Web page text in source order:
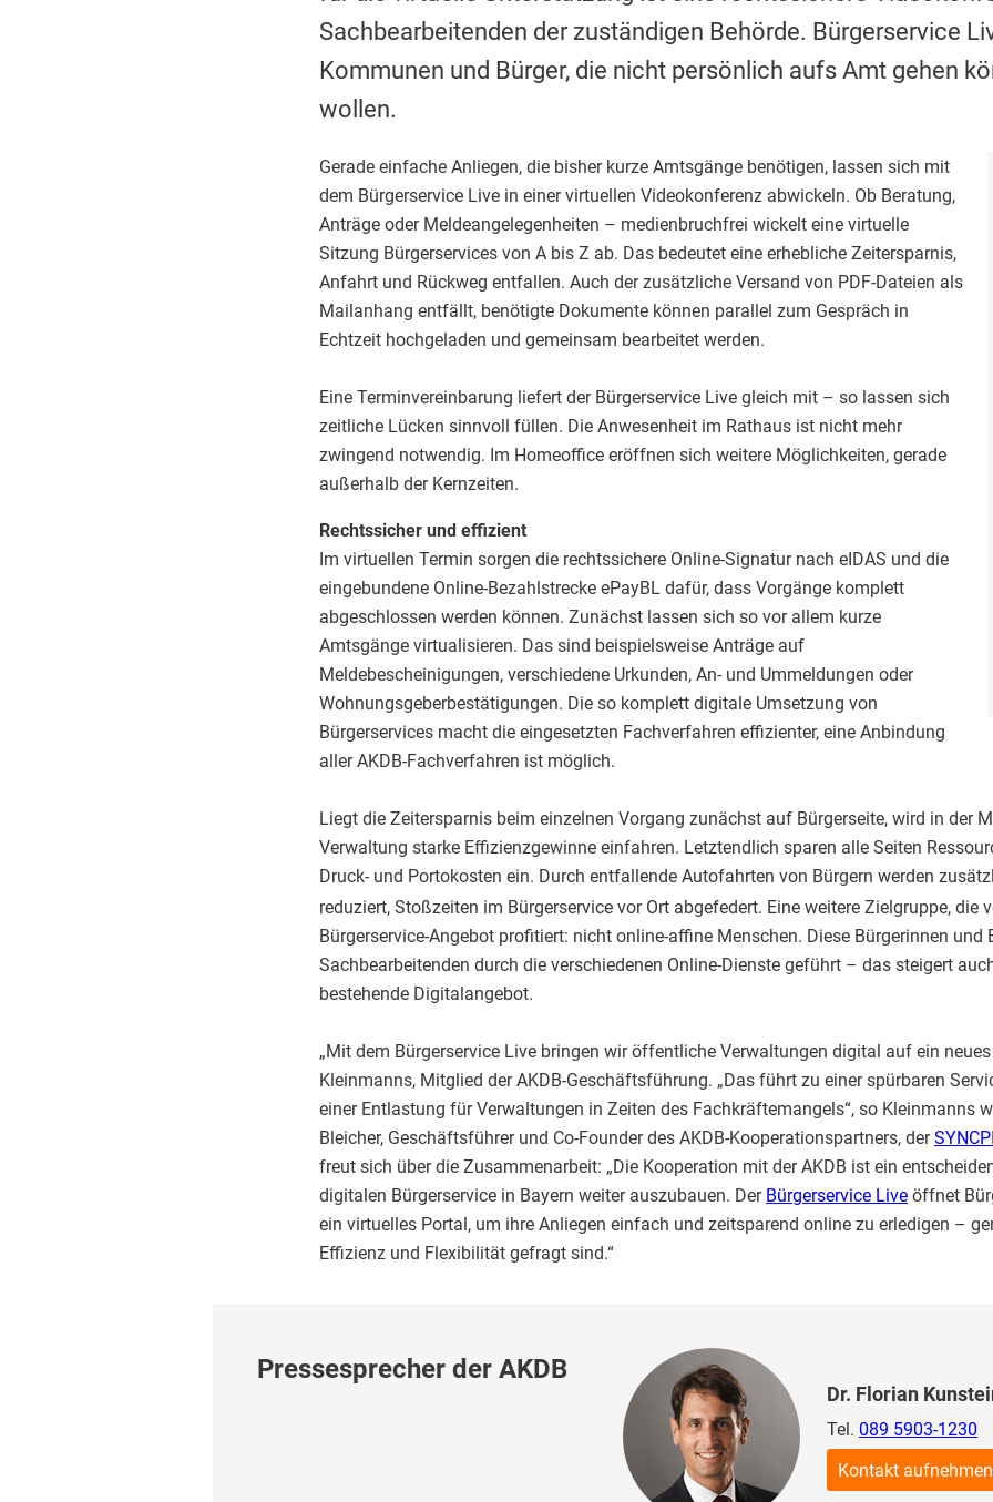
Sachbearbeitenden der zuständigen Behörde. Bürgerservice
Kommunen und Bürger, die nicht persönlich aufs Amt gehen
wollen.
Gerade einfache Anliegen, die bisher kurze Amtsgänge benötigen, lassen sich mit
dem Bürgerservice Live in einer virtuellen Videokonferenz abwickeln. Ob Beratung,
Anträge oder Meldeangelegenheiten – medienbruchfrei wickelt eine virtuelle
Sitzung Bürgerservices von A bis Z ab. Das bedeutet eine erhebliche Zeitersparnis,
Anfahrt und Rückweg entfallen. Auch der zusätzliche Versand von PDF-Dateien als
Mailanhang entfällt, benötigte Dokumente können parallel zum Gespräch in
Echtzeit hochgeladen und gemeinsam bearbeitet werden.
Eine Terminvereinbarung liefert der Bürgerservice Live gleich mit – so lassen sich
zeitliche Lücken sinnvoll füllen. Die Anwesenheit im Rathaus ist nicht mehr
zwingend notwendig. Im Homeoffice eröffnen sich weitere Möglichkeiten, gerade
außerhalb der Kernzeiten.
Rechtssicher und effizient
Im virtuellen Termin sorgen die rechtssichere Online-Signatur nach eIDAS und die
eingebundene Online-Bezahlstrecke ePayBL dafür, dass Vorgänge komplett
abgeschlossen werden können. Zunächst lassen sich so vor allem kurze
Amtsgänge virtualisieren. Das sind beispielsweise Anträge auf
Meldebescheinigungen, verschiedene Urkunden, An- und Ummeldungen oder
Wohnungsgeberbestätigungen. Die so komplett digitale Umsetzung von
Bürgerservices macht die eingesetzten Fachverfahren effizienter, eine Anbindung
aller AKDB-Fachverfahren ist möglich.
Liegt die Zeitersparnis beim einzelnen Vorgang zunächst auf Bürgerseite, wird in der
Verwaltung starke Effizienzgewinne einfahren. Letztendlich sparen alle Seiten
Druck- und Portokosten ein. Durch entfallende Autofahrten von Bürgern werden
reduziert, Stoßzeiten im Bürgerservice vor Ort abgefedert. Eine weitere Zielgruppe, die
Bürgerservice-Angebot profitiert: nicht online-affine Menschen. Diese Bürgerinnen und
Sachbearbeitenden durch die verschiedenen Online-Dienste geführt – das steigert
bestehende Digitalangebot.
„Mit dem Bürgerservice Live bringen wir öffentliche Verwaltungen digital auf ein
Kleinmanns, Mitglied der AKDB-Geschäftsführung. „Das führt zu einer spürbaren
einer Entlastung für Verwaltungen in Zeiten des Fachkräftemangels“, so Kleinmanns
Bleicher, Geschäftsführer und Co-Founder des AKDB-Kooperationspartners, der
freut sich über die Zusammenarbeit: „Die Kooperation mit der AKDB ist ein
digitalen Bürgerservice in Bayern weiter auszubauen. Der Bürgerservice Live öffnet
ein virtuelles Portal, um ihre Anliegen einfach und zeitsparend online zu erledigen –
Effizienz und Flexibilität gefragt sind.“
Pressesprecher der AKDB
Dr. Florian
Tel. 089 5903-1230
Kontakt aufnehmen